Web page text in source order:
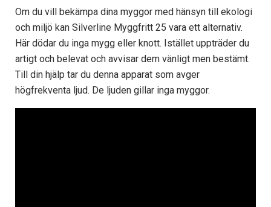
Om du vill bekämpa dina myggor med hänsyn till ekologi
och miljö kan Silverline Myggfritt 25 vara ett alternativ.
Här dödar du inga mygg eller knott. Istället uppträder du
artigt och belevat och avvisar dem vänligt men bestämt.
Till din hjälp tar du denna apparat som avger
högfrekventa ljud. De ljuden gillar inga myggor.